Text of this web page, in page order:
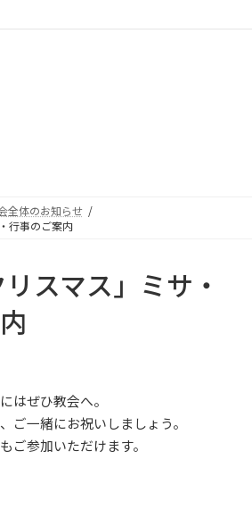
全体のお知らせ
行事のご案内
スマス」ミサ・
はぜひ教会へ。
ご一緒にお祝いしましょう。
ご参加いただけます。